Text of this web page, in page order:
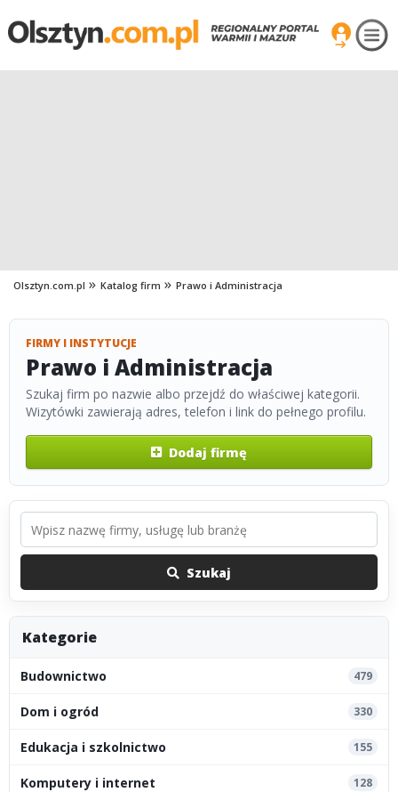
Olsztyn.com.pl Katalog firm Prawo i Administracja
FIRMY I INSTYTUCJE
Prawo i Administracja
Szukaj firm po nazwie albo przejdź do właściwej kategorii.
Wizytówki zawierają adres, telefon i link do pełnego profilu.
Dodaj firmę
Szukaj
Kategorie
Budownictwo 479
Dom i ogród 330
Edukacja i szkolnictwo 155
Komputery i internet 128